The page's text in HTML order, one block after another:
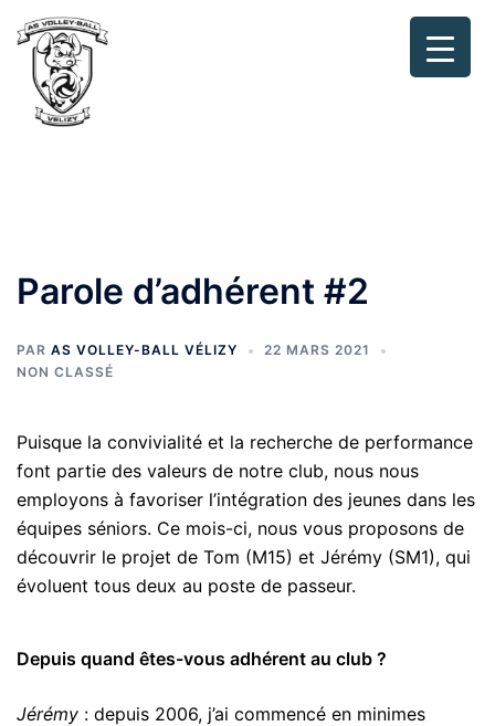
au
contenu
Parole d’adhérent #2
PAR AS VOLLEY-BALL VÉLIZY
22 MARS 2021
NON CLASSÉ
Puisque la convivialité et la recherche de performance
font partie des valeurs de notre club, nous nous
employons à favoriser l’intégration des jeunes dans les
équipes séniors. Ce mois-ci, nous vous proposons de
découvrir le projet de Tom (M15) et Jérémy (SM1), qui
évoluent tous deux au poste de passeur.
Depuis quand êtes-vous adhérent au club ?
Jérémy : depuis 2006, j’ai commencé en minimes